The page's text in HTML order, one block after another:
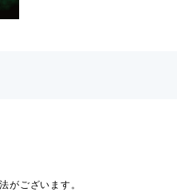
がございます。